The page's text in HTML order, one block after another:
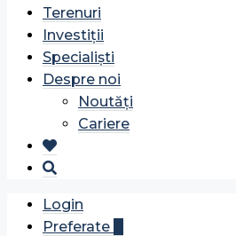
Terenuri
Investiții
Specialiști
Despre noi
Noutăți
Cariere
Login
Preferate